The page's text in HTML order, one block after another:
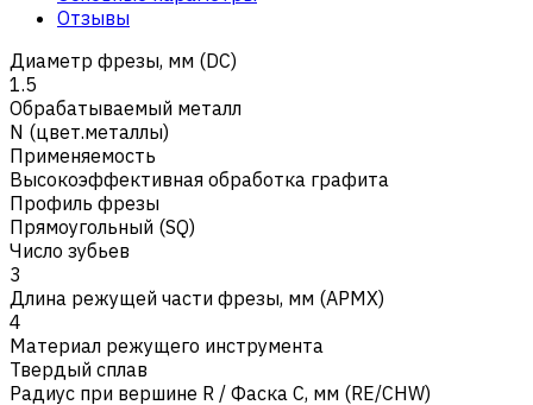
Отзывы
Диаметр фрезы, мм (DC)
1.5
Обрабатываемый металл
N (цвет.металлы)
Применяемость
Высокоэффективная обработка графита
Профиль фрезы
Прямоугольный (SQ)
Число зубьев
3
Длина режущей части фрезы, мм (APMX)
4
Материал режущего инструмента
Твердый сплав
Радиус при вершине R / Фаска C, мм (RE/CHW)